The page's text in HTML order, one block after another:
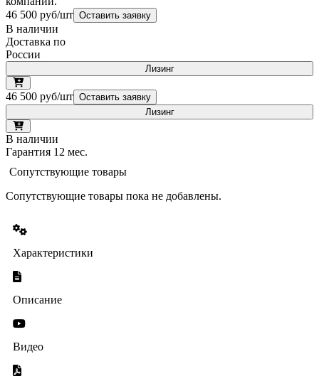
46 500 руб/шт Оставить заявку
В наличии
Доставка по
России
Лизинг
46 500 руб/шт Оставить заявку
Лизинг
В наличии
Гарантия 12 мес.
Сопутствующие товары
Сопутствующие товары пока не добавлены.
Характеристики
Описание
Видео